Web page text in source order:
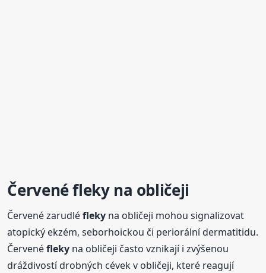
Červenéflekyna obličeji
Červené zarudléfleky na obličeji mohou signalizovat
atopický ekzém, seborhoickou či periorální dermatitidu.
Červenéfleky na obličeji často vznikají i zvýšenou
dráždivostí drobných cévek v obličeji, které reagují